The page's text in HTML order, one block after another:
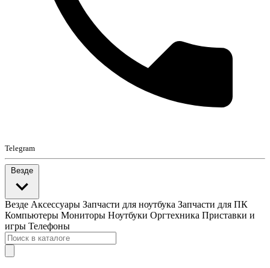
Telegram
Везде
Везде Аксессуары Запчасти для ноутбука Запчасти для ПК
Компьютеры Мониторы Ноутбуки Оргтехника Приставки и
игры Телефоны